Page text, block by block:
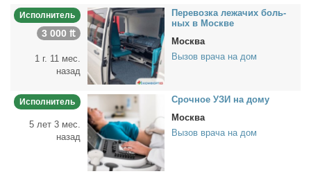
Исполнитель
3 000 ₶
1 г. 11 мес.
назад
Пе­ре­воз­ка ле­жа­чих боль­
ных в Москве
Москва
Вызов врача на дом
Исполнитель
5 лет 3 мес.
назад
Сроч­ное УЗИ на до­му
Москва
Вызов врача на дом